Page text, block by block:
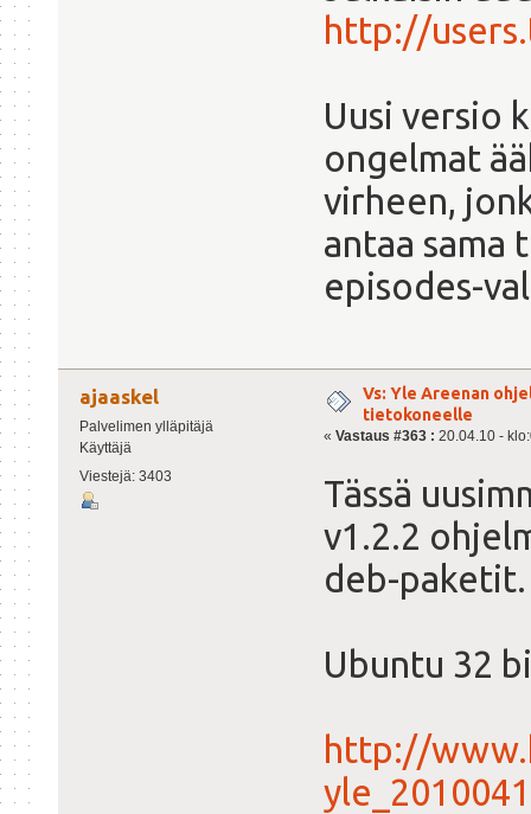
http://
Uusi versio
ongelmat
virheen,
antaa sama
episodes-
ajaaskel
Palvelimen ylläpitäjä
Käyttäjä
Viestejä: 3403
Vs: Yle Areenan
tietokoneelle
« Vastaus #363 : 20.04.10 -
Tässä
v1.2.2
deb-paketit.
Ubuntu 32
http://